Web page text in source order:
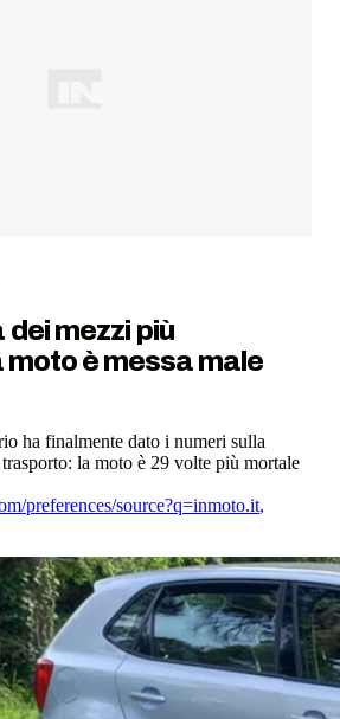
mezzi più
moto è messa male
ha finalmente dato i numeri sulla
la moto è 29 volte più mortale
preferences/source?q=inmoto.it,